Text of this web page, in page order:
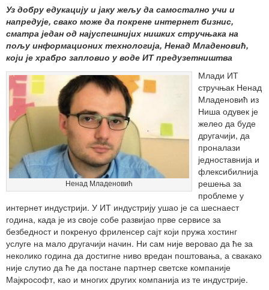
Уз добру едукацију и јаку жељу да самостално учи и
напредује, свако може да покрене интернет бизнис,
сматра један од најуспешнијих нишких стручњака на
пољу информационих технологија, Ненад Младеновић,
који је храбро запловио у воде ИТ предузетништва
Ненад Младеновић
Млади ИТ
стручњак Ненад
Младеновић из
Ниша одувек је
желео да буде
другачији, да
проналази
једноставнија и
флексибилнија
решења за
проблеме у
интернет индустрији. У ИТ индустрију ушао је са шеснаест
година, када је из своје собе развијао прве сервисе за
безбедност и покренуо фриленсер сајт који пружа хостинг
услуге на мало другачији начин. Ни сам није веровао да ће за
неколико година да достигне ниво вредан поштовања, а свакако
није слутио да ће да постане партнер светске компаније
Мајкрософт, као и многих других компанија из те индустрије.